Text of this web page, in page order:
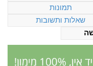
תמונות
שאלות ותשובות